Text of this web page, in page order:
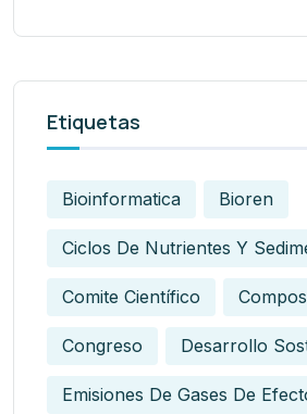
Etiquetas
Bioinformatica Bioren
Ciclos De Nutrientes Y
Comite Científico
Congreso Desarrollo
Emisiones De Gases De